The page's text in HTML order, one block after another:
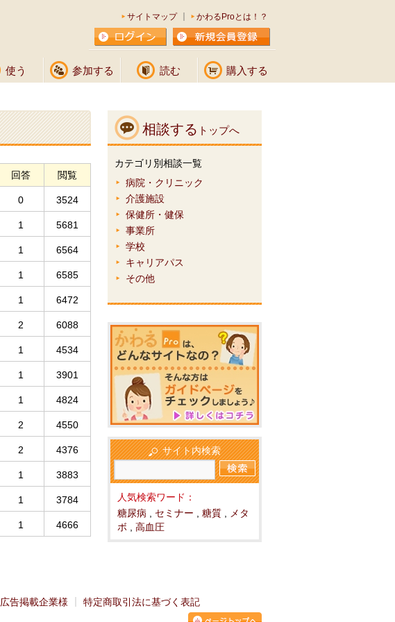
サイトマップ かわるProとは！？
使う 参加する 読む 購入する
回答 閲覧
0 3524
1 5681
1 6564
1 6585
1 6472
2 6088
1 4534
1 3901
1 4824
2 4550
2 4376
1 3883
1 3784
1 4666
相談する トップへ
カテゴリ別相談一覧
病院・クリニック
介護施設
保健所・健保
事業所
学校
キャリアパス
その他
サイト内検索
人気検索ワード：
糖尿病
セミナー 糖質
メタ
ボ
高血圧
広告掲載企業様 特定商取引法に基づく表記